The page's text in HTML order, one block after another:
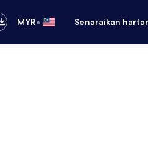
MYR• Senaraikan